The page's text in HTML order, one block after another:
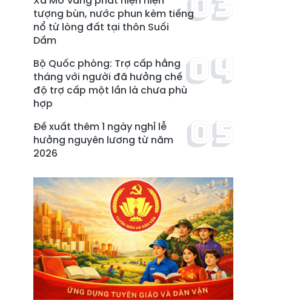
tượng bùn, nước phun kèm tiếng
nổ từ lòng đất tại thôn Suối
Dầm
Bộ Quốc phòng: Trợ cấp hằng
tháng với người đã hưởng chế
độ trợ cấp một lần là chưa phù
hợp
Đề xuất thêm 1 ngày nghỉ lễ
hưởng nguyên lương từ năm
2026